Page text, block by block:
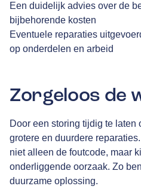
Een duidelijk advies over de
bijbehorende kosten
Eventuele reparaties
op onderdelen en arbeid
Zorgeloos de
Door een storing tijdig te laten
grotere en duurdere
niet alleen de foutcode, maar
onderliggende oorzaak. Zo
duurzame oplossing.